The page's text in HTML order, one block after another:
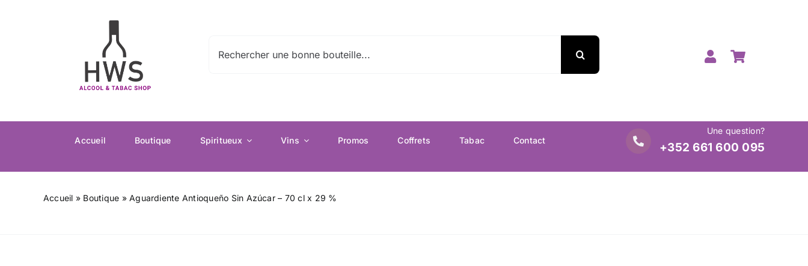
Accueil Boutique Spiritueux Vins Promos Coffrets Tabac Contact
Une question?
+352 661 600 095
Accueil » Boutique »Aguardiente Antioqueño Sin Azúcar – 70 cl x 29 %